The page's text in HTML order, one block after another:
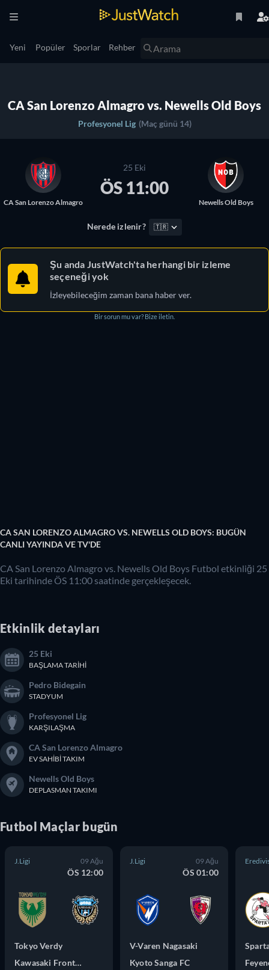
Yeni Popüler Sporlar Rehber
CA San Lorenzo Almagro vs. Newells Old Boys
Profesyonel Lig (Maç günü 14)
CA San Lorenzo Almagro
25 Eki
ÖS 11:00
Newells Old Boys
Nerede izlenir? 🇹🇷
Şu anda JustWatch'ta herhangi bir izleme
seçeneği yok
İzleyebileceğim zaman bana haber ver.
Bir sorun mu var? Bize iletin.
CA SAN LORENZO ALMAGRO VS. NEWELLS OLD BOYS: BUGÜN
CANLI YAYINDA VE TV'DE
CA San Lorenzo Almagro vs. Newells Old Boys Futbol etkinliği 25
Eki tarihinde ÖS 11:00 saatinde gerçekleşecek.
Etkinlik detayları
25 Eki
BAŞLAMA TARIHI
Pedro Bidegain
STADYUM
Profesyonel Lig
KARŞILAŞMA
CA San Lorenzo Almagro
EV SAHIBI TAKIM
Newells Old Boys
DEPLASMAN TAKIMI
Futbol Maçlarbugün
J.Ligi 09 Ağu
ÖS 12:00
Tokyo Verdy
Kawasaki Frontale
J.Ligi 09 Ağu
ÖS 01:00
V-Varen Nagasaki
Kyoto Sanga FC